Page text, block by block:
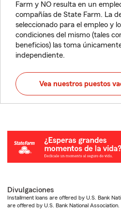
Farm y NO resulta en un
compañías de State Farm. La
seleccionado para el empleo y
condiciones del mismo (tales
beneficios) las toma
independiente.
Vea nuestros puestos
Divulgaciones
Installment loans are offered by U.S. Bank
are offered by U.S. Bank National Association.